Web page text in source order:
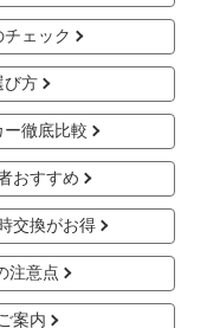
ェック
び方
徹底比較
おすすめ
交換がお得
注意点
案内